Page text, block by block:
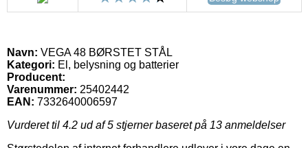
Navn: VEGA 48 BØRSTET STÅL
Kategori: El, belysning og batterier
Producent:
Varenummer: 25402442
EAN: 7332640006597
Vurderet til 4.2 ud af 5 stjerner baseret på 13 anmeldelser